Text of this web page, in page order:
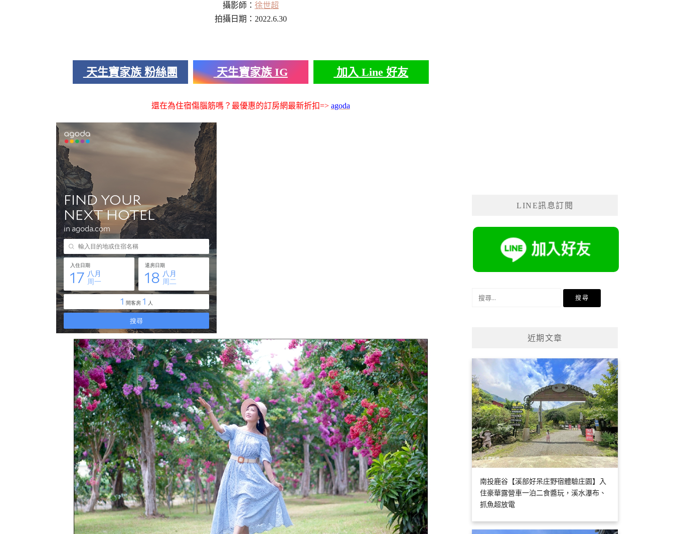
攝影師： 徐世超
拍攝日期：2022.6.30
天生寶家族 粉絲團 天生寶家族 IG 加入 Line 好友
還在為住宿傷腦筋嗎？最優惠的訂房網最新折扣=> agoda
LINE訊息訂閱
近期文章
南投鹿谷【溪部好呆庄野宿體驗庄園】入
住豪華露營車一泊二食醬玩，溪水瀑布、
抓魚超放電